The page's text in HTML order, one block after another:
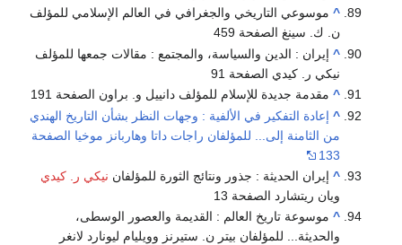
^ موسوعي التاريخي والجغرافي في العالم الإسلامي للمؤلف
ن. ك. سينغ الصفحة 459
^ إيران : الدين والسياسة، والمجتمع : مقالات جمعها للمؤلف
نيكي ر. كيدي الصفحة 91
^ مقدمة جديدة للإسلام للمؤلف دانييل و. براون الصفحة 191
^ إعادة التفكير في الألفية : وجهات النظر بشأن التاريخ الهندي
من الثامنة إلى... للمؤلفان راجات داتا وهاربانز موخيا الصفحة
133
^ إيران الحديثة : جذور ونتائج الثورة للمؤلفان نيكي ر. كيدي
ويان ريتشارد الصفحة 13
^ موسوعة تاريخ العالم : القديمة والعصور الوسطى،
والحديثة... للمؤلفان بيتر ن. ستيرنز وويليام ليونارد لانغر